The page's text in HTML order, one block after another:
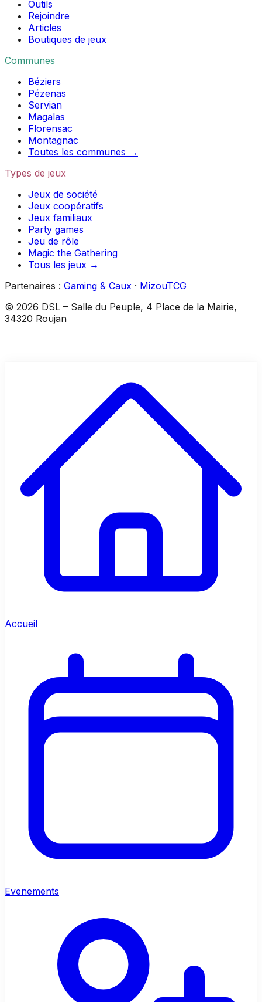
Outils
Rejoindre
Articles
Boutiques de jeux
Communes
Béziers
Pézenas
Servian
Magalas
Florensac
Montagnac
Toutes les communes →
Types de jeux
Jeux de société
Jeux coopératifs
Jeux familiaux
Party games
Jeu de rôle
Magic the Gathering
Tous les jeux →
Partenaires : Gaming & Caux · MizouTCG
© 2026 DSL – Salle du Peuple, 4 Place de la Mairie,
34320 Roujan
Accueil
Evenements